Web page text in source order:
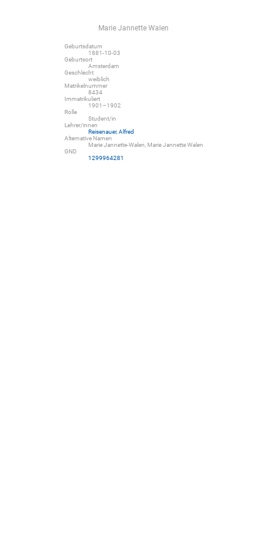
Marie Jannette Walen
Geburtsdatum
1881-10-03
Geburtsort
Amsterdam
Geschlecht
weiblich
Matrikelnummer
8434
Immatrikuliert
1901–1902
Rolle
Student/in
Lehrer/innen
Reisenauer, Alfred
Alternative Namen
Marie Jannette-Walen, Marie Jannette Walen
GND
1299964281